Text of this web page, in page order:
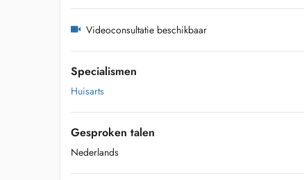
Videoconsultatie beschikbaar
Specialismen
Huisarts
Gesproken talen
Nederlands